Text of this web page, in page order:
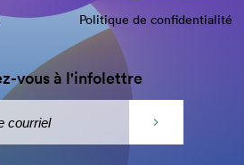
Politique de confidentialité
vous à l'infolettre